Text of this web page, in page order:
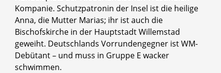
Kompanie. Schutzpatronin der Insel ist die heilige
Anna, die Mutter Marias; ihr ist auch die
Bischofskirche in der Hauptstadt Willemstad
geweiht. Deutschlands Vorrundengegner ist WM-
Debütant – und muss in Gruppe E wacker
schwimmen.